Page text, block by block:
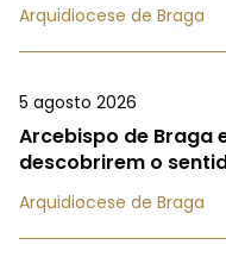
Arquidiocese de Braga
5 agosto 2026
Arcebispo de Braga
descobrirem o
Arquidiocese de Braga